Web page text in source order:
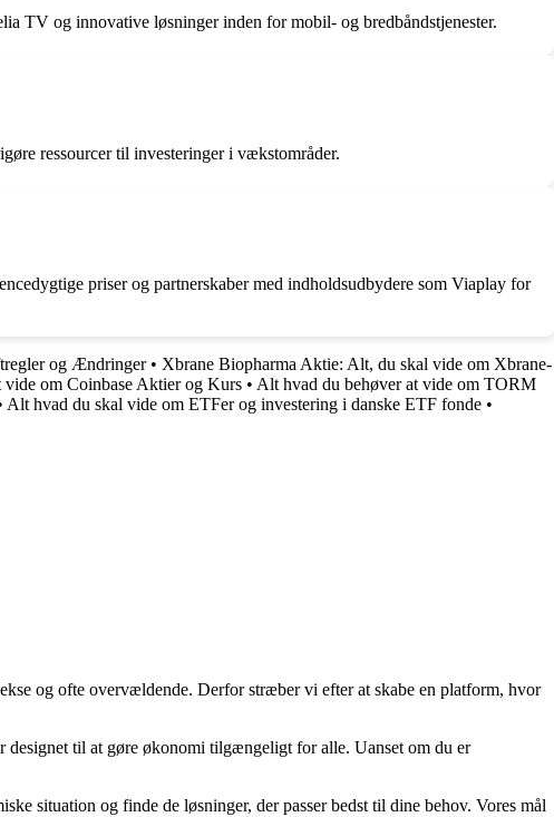
TV og innovative løsninger inden for mobil- og bredbåndstjenester.
ressourcer til investeringer i vækstområder.
priser og partnerskaber med indholdsudbydere som Viaplay for
og Ændringer• Xbrane Biopharma Aktie: Alt, du skal vide om Xbrane-
om Coinbase Aktier og Kurs • Alt hvad du behøver at vide om TORM
Alt hvad du skal vide om ETFer og investering i danske ETF fonde •
og ofte overvældende. Derfor stræber vi efter at skabe en platform, hvor
til at gøre økonomi tilgængeligt for alle. Uanset om du er
situation og finde de løsninger, der passer bedst til dine behov. Vores mål